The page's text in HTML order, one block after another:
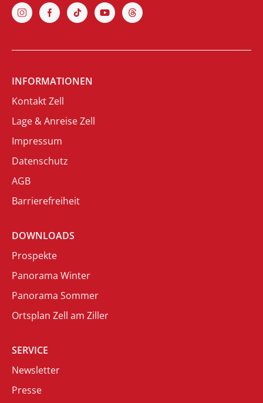
INFORMATIONEN
Kontakt Zell
Lage & Anreise Zell
Impressum
Datenschutz
AGB
Barrierefreiheit
DOWNLOADS
Prospekte
Panorama Winter
Panorama Sommer
Ortsplan Zell am Ziller
SERVICE
Newsletter
Presse